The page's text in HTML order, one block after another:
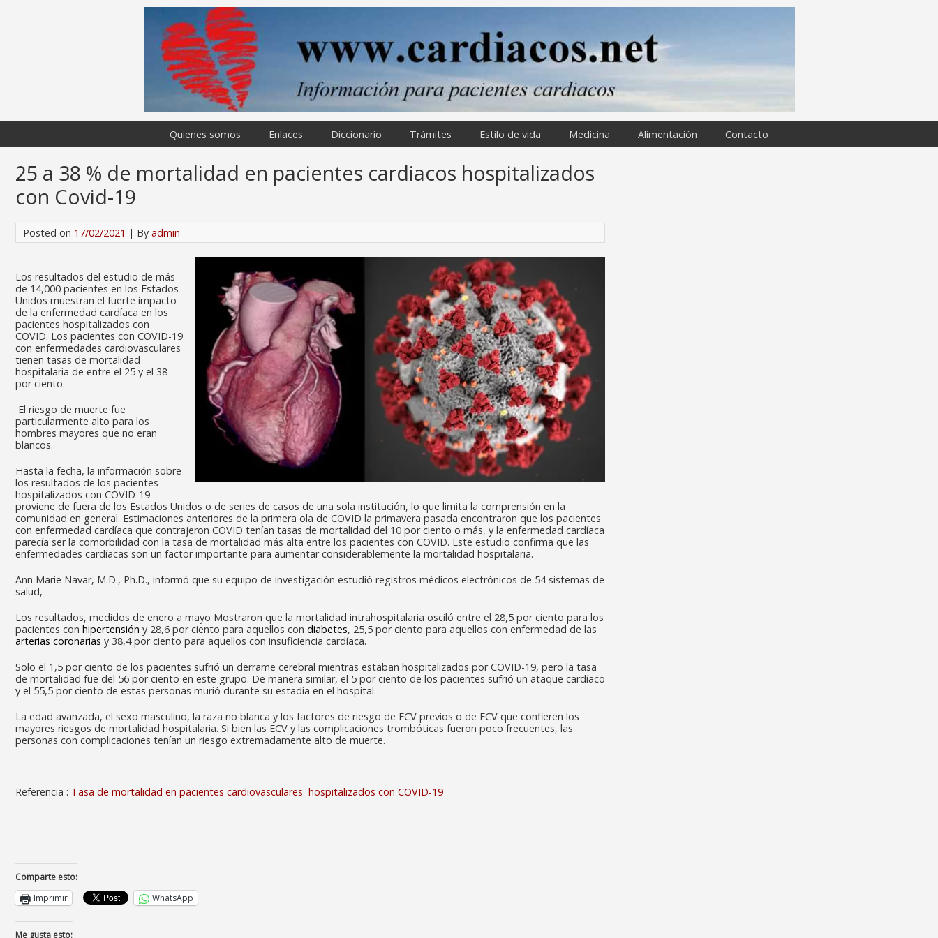
Quienes somos Enlaces Diccionario Trámites Estilo de vida Medicina Alimentación Contacto
25 a 38 % de mortalidad en pacientes cardiacos hospitalizados
con Covid-19
Posted on 17/02/2021 | By admin
Los resultados del estudio de más
de 14,000 pacientes en los Estados
Unidos muestran el fuerte impacto
de la enfermedad cardíaca en los
pacientes hospitalizados con
COVID. Los pacientes con COVID-19
con enfermedades cardiovasculares
tienen tasas de mortalidad
hospitalaria de entre el 25 y el 38
por ciento.
El riesgo de muerte fue
particularmente alto para los
hombres mayores que no eran
blancos.
Hasta la fecha, la información sobre
los resultados de los pacientes
hospitalizados con COVID-19
proviene de fuera de los Estados Unidos o de series de casos de una sola institución, lo que limita la comprensión en la
comunidad en general. Estimaciones anteriores de la primera ola de COVID la primavera pasada encontraron que los pacientes
con enfermedad cardíaca que contrajeron COVID tenían tasas de mortalidad del 10 por ciento o más, y la enfermedad cardíaca
parecía ser la comorbilidad con la tasa de mortalidad más alta entre los pacientes con COVID. Este estudio confirma que las
enfermedades cardíacas son un factor importante para aumentar considerablemente la mortalidad hospitalaria.
Ann Marie Navar, M.D., Ph.D., informó que su equipo de investigación estudió registros médicos electrónicos de 54 sistemas de
salud,
Los resultados, medidos de enero a mayo Mostraron que la mortalidad intrahospitalaria osciló entre el 28,5 por ciento para los
pacientes con hipertensión y 28,6 por ciento para aquellos con diabetes, 25,5 por ciento para aquellos con enfermedad de las
arterias coronariasy 38,4 por ciento para aquellos con insuficiencia cardíaca.
Solo el 1,5 por ciento de los pacientes sufrió un derrame cerebral mientras estaban hospitalizados por COVID-19, pero la tasa
de mortalidad fue del 56 por ciento en este grupo. De manera similar, el 5 por ciento de los pacientes sufrió un ataque cardíaco
y el 55,5 por ciento de estas personas murió durante su estadía en el hospital.
La edad avanzada, el sexo masculino, la raza no blanca y los factores de riesgo de ECV previos o de ECV que confieren los
mayores riesgos de mortalidad hospitalaria. Si bien las ECV y las complicaciones trombóticas fueron poco frecuentes, las
personas con complicaciones tenían un riesgo extremadamente alto de muerte.
Referencia : Tasa de mortalidad en pacientes cardiovasculares hospitalizados con COVID-19
Comparte esto:
Imprimir
WhatsApp
Me gusta esto: